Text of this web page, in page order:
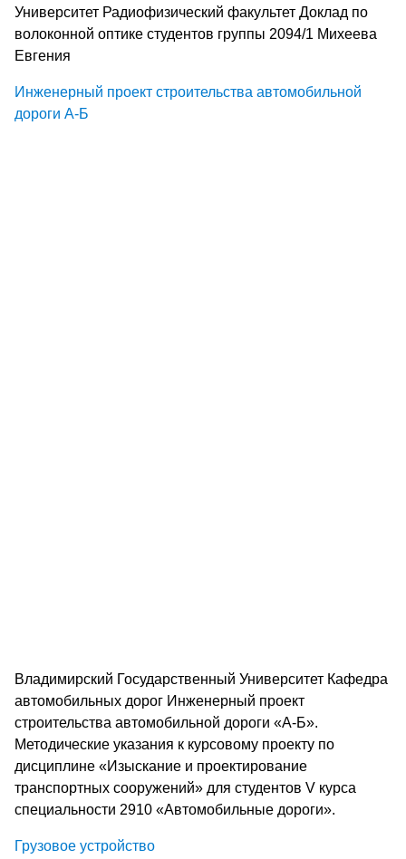
Университет Радиофизический факультет Доклад по
волоконной оптике студентов группы 2094/1 Михеева
Евгения
Инженерный проект строительства автомобильной
дороги А-Б
Владимирский Государственный Университет Кафедра
автомобильных дорог Инженерный проект
строительства автомобильной дороги «А-Б».
Методические указания к курсовому проекту по
дисциплине «Изыскание и проектирование
транспортных сооружений» для студентов V курса
специальности 2910 «Автомобильные дороги».
Грузовое устройство